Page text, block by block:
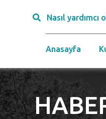
Nasıl yardımcı
Anasayfa